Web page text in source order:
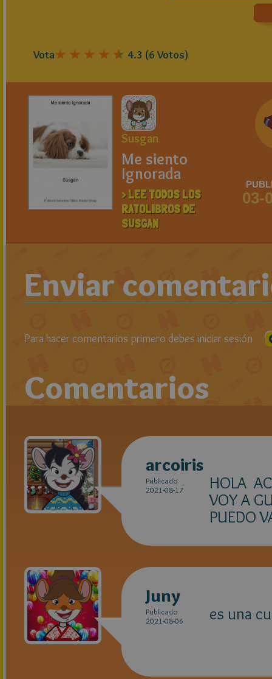
Vota 4.3 (6Votos)
Susgan
Me siento
Ignorada
> LEE TODOS LOS
RATOLIBROS DE
SUSGAN
03-
Enviar
Para hacer comentarios primero debes iniciar sesión
Comentarios
arcoiris
Publicado
2021-08-17
HOLA
VOY A
PUEDO
Juny
Publicado
2021-08-06
es una